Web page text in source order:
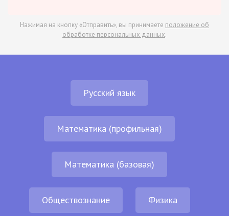
Нажимая на кнопку «Отправить», вы принимаете положение об
обработке персональных данных.
Русский язык
Математика (профильная)
Математика (базовая)
Обществознание Физика